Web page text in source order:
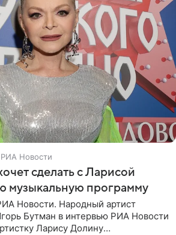
Новости
сделать с Ларисой
музыкальную программу
Новости. Народный артист
Бутман в интервью РИА Новости
Ларису Долину